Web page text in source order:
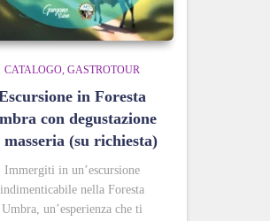
CATALOGO GASTROTOUR
in Foresta
con degustazione
(su richiesta)
Immergiti in un’escursione
indimenticabile nella Foresta
Umbra, un’esperienza che ti